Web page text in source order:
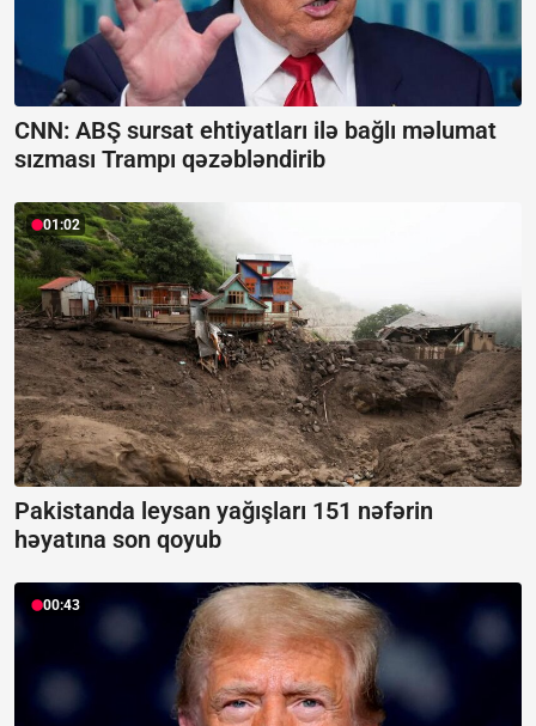
CNN: ABŞ sursat ehtiyatları ilə bağlı məlumat
sızması Trampı qəzəbləndirib
01:02
Pakistanda leysan yağışları 151 nəfərin
həyatına son qoyub
00:43